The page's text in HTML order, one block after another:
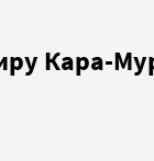
Кара-